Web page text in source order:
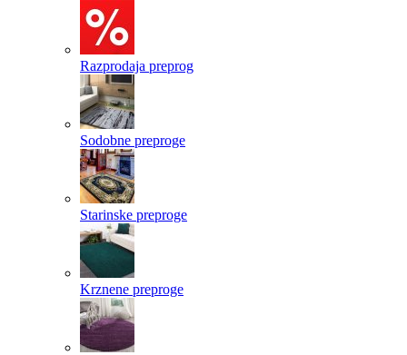
Razprodaja preprog
Sodobne preproge
Starinske preproge
Krznene preproge